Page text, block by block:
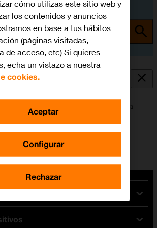
o tema
es necesario instalar esta
Antes de instalar Instagram, es
el móvil para internetyactivar la
el móvil.
cómo utilizas este sitio web y
los contenidos y anuncios
en base a tus hábitos
(páginas visitadas,
de acceso, etc) Si quieres
echa un vistazo a nuestra
cookies.
Configurar
Rechazar
Aceptar